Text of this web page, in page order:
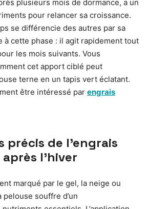
plusieurs mois de dormance, a un
pour relancer sa croissance.
se différencie des autres par sa
à cette phase : il agit rapidement tout
les mois suivants. Vous
cet apport ciblé peut
terne en un tapis vert éclatant.
être intéressé par engrais
précis de l’engrais
l’hiver
marqué par le gel, la neige ou
pelouse souffre d’un